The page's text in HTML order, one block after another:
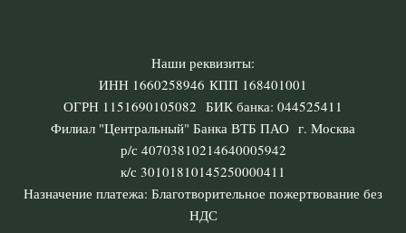
Наши реквизиты:
ИНН 1660258946 КПП 168401001
ОГРН 1151690105082 БИК банка: 044525411
Филиал "Центральный" Банка ВТБ ПАО г. Москва
р/с 40703810214640005942
к/с 30101810145250000411
Назначение платежа: Благотворительное пожертвование без
НДС